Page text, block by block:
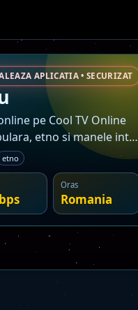
APLICATIA • SECURIZAT
pe Cool TV Online
etno si manele intr-
etno
Oras
Romania